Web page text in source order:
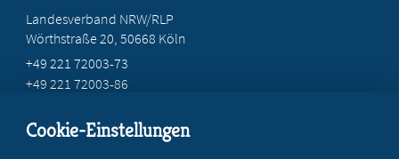
Landesverband NRW/RLP
Wörthstraße 20, 50668 Köln
+49 221 72003-73
+49 221 72003-86
Cookie-Einstellungen